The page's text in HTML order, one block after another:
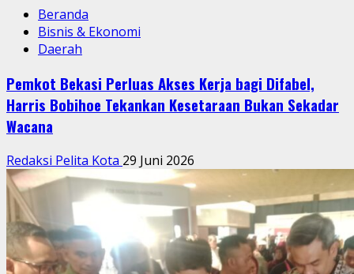
Beranda
Bisnis & Ekonomi
Daerah
Pemkot Bekasi Perluas Akses Kerja bagi Difabel,
Harris Bobihoe Tekankan Kesetaraan Bukan Sekadar
Wacana
Redaksi Pelita Kota 29 Juni 2026